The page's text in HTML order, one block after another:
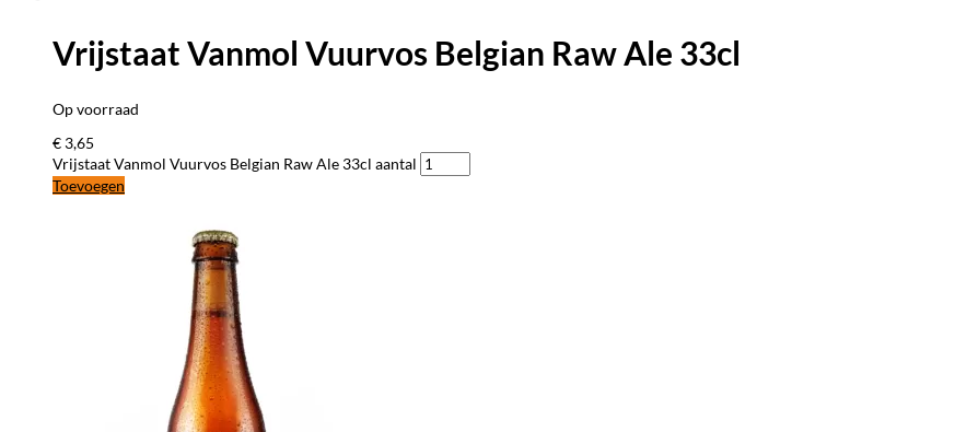
Vrijstaat Vanmol Vuurvos Belgian Raw Ale 33cl
Op voorraad
€ 3,65
Vrijstaat Vanmol Vuurvos Belgian Raw Ale 33cl aantal
Toevoegen